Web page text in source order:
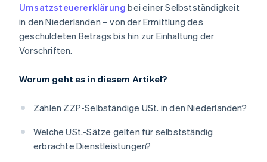
Umsatzsteuererklärung bei einer Selbstständigkeit
in den Niederlanden – von der Ermittlung des
geschuldeten Betrags bis hin zur Einhaltung der
Vorschriften.
Worum geht es in diesem Artikel?
Zahlen ZZP-Selbständige USt. in den Niederlanden?
Welche USt.-Sätze gelten für selbstständig
erbrachte Dienstleistungen?